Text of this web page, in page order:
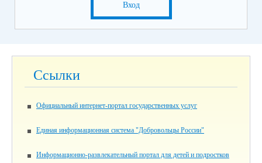
Вход
Ссылки
Официальный интернет-портал государственных услуг
Единая информационная система "Добровольцы России"
Информационно-развлекательный портал для детей и подростков